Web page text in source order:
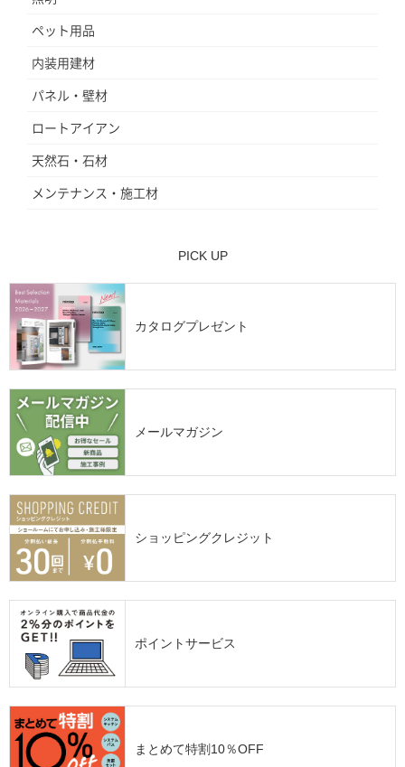
ペット用品
内装用建材
パネル・壁材
ロートアイアン
天然石・石材
メンテナンス・施工材
PICK UP
カタログプレゼント
メールマガジン
ショッピングクレジット
ポイントサービス
まとめて特割10％OFF